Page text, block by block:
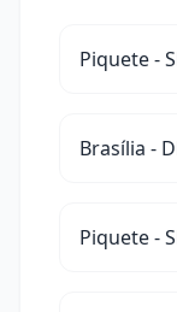
Piquete -
Brasília -
Piquete -